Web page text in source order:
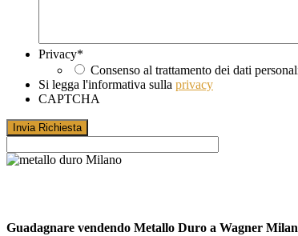
Privacy*
Consenso al trattamento dei dati
Si legga l'informativa sulla privacy
CAPTCHA
Guadagnare vendendo Metallo Duro a Wagner